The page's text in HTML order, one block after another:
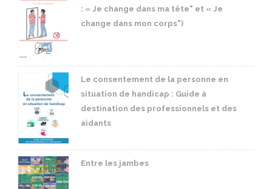
: « Je change dans ma tête" et « Je
change dans mon corps")
Le consentement de la personne en
situation de handicap : Guide à
destination des professionnels et des
aidants
Entre les jambes